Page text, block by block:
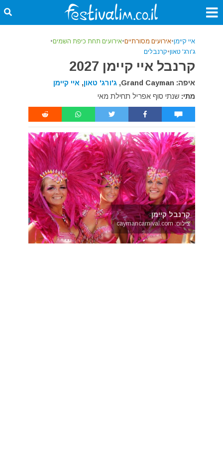
איי קיימן•אירועים מסורתיים•אירועים תחת כיפת השמים•
ג'ורג' טאון•קרנבלים
קרנבל איי קיימן 2027
איפה: Grand Cayman, ג'ורג' טאון, איי קיימן
מתי:שנתי סוף אפריל תחילת מאי
קרנבל קיימן
צילום: caymancarnival.com